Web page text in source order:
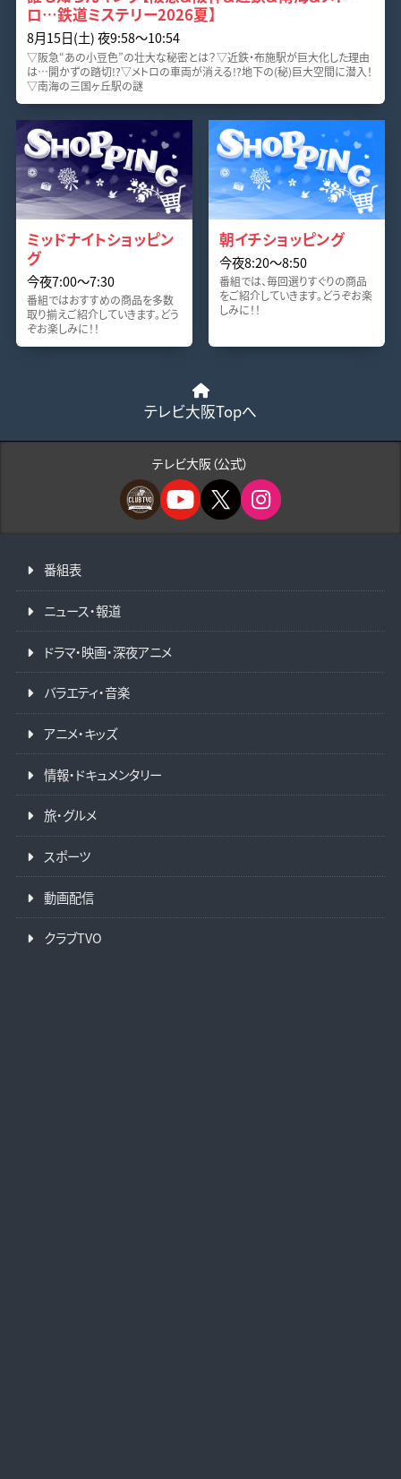
ロ…鉄道ミステリー2026夏】
8月15日(土) 夜9:58〜10:54
▽阪急“あの小豆色”の壮大な秘密とは？▽近鉄・布施駅が巨大化した理由
は…開かずの踏切!?▽メトロの車両が消える!?地下の(秘)巨大空間に潜入！
▽南海の三国ヶ丘駅の謎
ミッドナイトショッピン
グ
今夜7:00〜7:30
番組ではおすすめの商品を多数
取り揃えご紹介していきます。どう
ぞお楽しみに！！
朝イチショッピング
今夜8:20〜8:50
番組では、毎回選りすぐりの商品
をご紹介していきます。どうぞお楽
しみに！！
テレビ大阪Topへ
テレビ大阪（公式）
番組表
ニュース・報道
ドラマ・映画・深夜アニメ
バラエティ・音楽
アニメ・キッズ
情報・ドキュメンタリー
旅・グルメ
スポーツ
動画配信
クラブTVO